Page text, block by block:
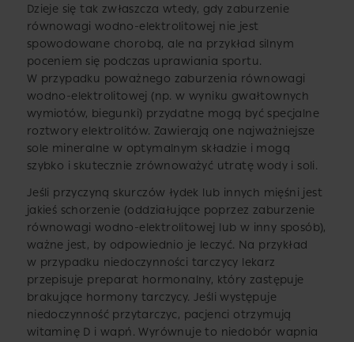
Dzieje się tak zwłaszcza wtedy, gdy zaburzenie
równowagi wodno-elektrolitowej nie jest
spowodowane chorobą, ale na przykład silnym
poceniem się podczas uprawiania sportu.
W przypadku poważnego zaburzenia równowagi
wodno-elektrolitowej (np. w wyniku gwałtownych
wymiotów, biegunki) przydatne mogą być specjalne
roztwory elektrolitów. Zawierają one najważniejsze
sole mineralne w optymalnym składzie i mogą
szybko i skutecznie zrównoważyć utratę wody i soli.
Jeśli przyczyną skurczów łydek lub innych mięśni jest
jakieś schorzenie (oddziałujące poprzez zaburzenie
równowagi wodno-elektrolitowej lub w inny sposób),
ważne jest, by odpowiednio je leczyć. Na przykład
w przypadku niedoczynności tarczycy lekarz
przepisuje preparat hormonalny, który zastępuje
brakujące hormony tarczycy. Jeśli występuje
niedoczynność przytarczyc, pacjenci otrzymują
witaminę D i wapń. Wyrównuje to niedobór wapnia